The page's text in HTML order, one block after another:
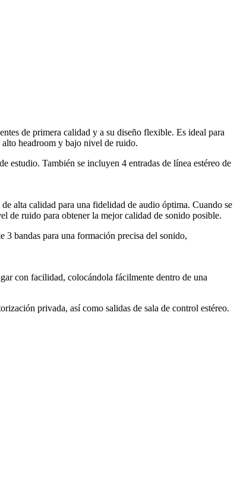
de primera calidad y a su diseño flexible. Es ideal para
headroom y bajo nivel de ruido.
estudio. También se incluyen 4 entradas de línea estéreo de
alta calidad para una fidelidad de audio óptima. Cuando se
de ruido para obtener la mejor calidad de sonido posible.
3 bandas para una formación precisa del sonido,
con facilidad, colocándola fácilmente dentro de una
privada, así como salidas de sala de control estéreo.